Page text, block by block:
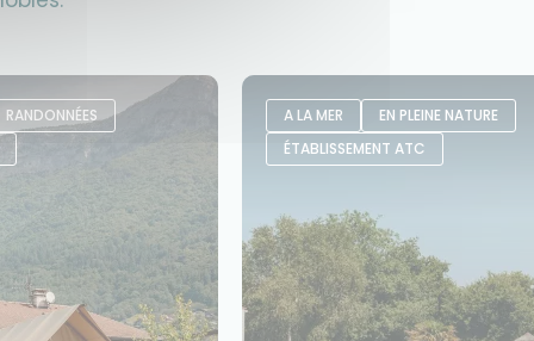
RANDONNÉES
A LA MER
EN PLEINE NATURE
ÉTABLISSEMENT ATC